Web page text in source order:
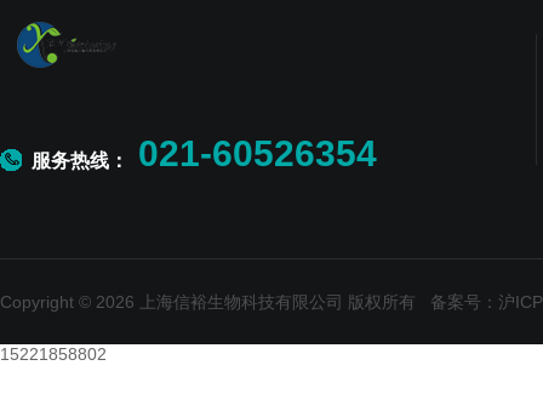
服务热线： 021-60526354
Copyright © 2026 上海信裕生物科技有限公司 版权所有 备案号：沪
15221858802